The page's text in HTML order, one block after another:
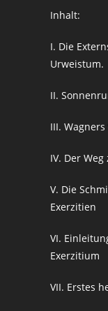
Inhalt:
I. Die
Urweistum.
II.
III.
IV. Der
V. Die
Exerzitien
VI.
Exerzitium
VII. Erstes